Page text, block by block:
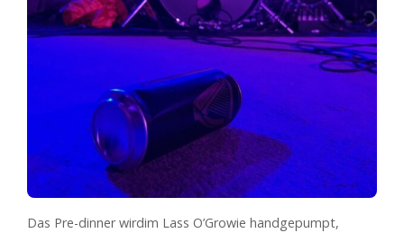
Das Pre-dinner wirdim Lass O’Growie handgepumpt,